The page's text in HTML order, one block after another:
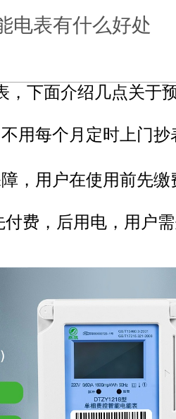
电表有什么好处
下面介绍几点关于
用每个月定时上门抄
，用户在使用前先缴
费，后用电，用户